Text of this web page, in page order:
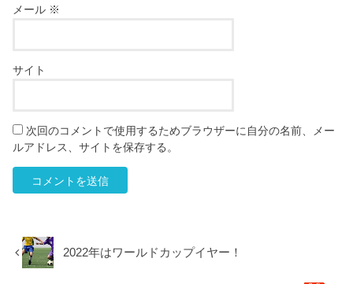
メール ※
サイト
次回のコメントで使用するためブラウザーに自分の名前、メー
ルアドレス、サイトを保存する。
2022年はワールドカップイヤー！